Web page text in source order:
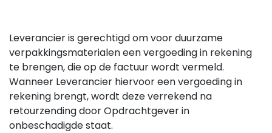
Leverancier is gerechtigd om voor duurzame
verpakkingsmaterialen een vergoeding in rekening
te brengen, die op de factuur wordt vermeld.
Wanneer Leverancier hiervoor een vergoeding in
rekening brengt, wordt deze verrekend na
retourzending door Opdrachtgever in
onbeschadigde staat.